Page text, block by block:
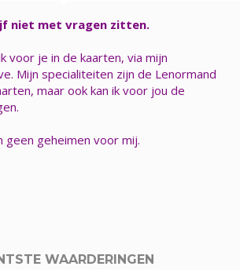
niet met vragen zitten.
voor je in de kaarten, via mijn
Mijn specialiteiten zijn de Lenormand
maar ook kan ik voor jou de
geen geheimen voor mij.
WAARDERINGEN